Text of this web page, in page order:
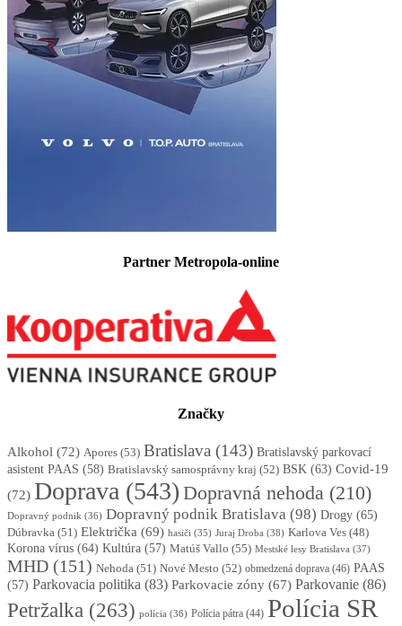
Partner Metropola-online
Značky
Alkohol (72) Apores (53) Bratislava (143) Bratislavský parkovací
asistent PAAS (58) Bratislavský samosprávny kraj (52) BSK (63) Covid-19
(72) Doprava (543) Dopravná nehoda (210)
Dopravný podnik (36) Dopravný podnik Bratislava (98) Drogy (65)
Dúbravka (51) Električka (69) hasiči (35) Juraj Droba (38) Karlova Ves (48)
Korona vírus (64) Kultúra (57) Matúš Vallo (55) Mestské lesy Bratislava (37)
MHD (151) Nehoda (51) Nové Mesto (52) obmedzená doprava (46) PAAS
(57) Parkovacia politika (83) Parkovacie zóny (67) Parkovanie (86)
Petržalka (263) polícia (36) Polícia pátra (44) Polícia SR